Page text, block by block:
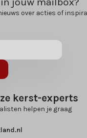
over acties of
kerst-experts
helpen je graag